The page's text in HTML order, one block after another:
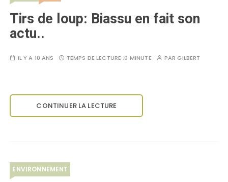
Tirs de loup: Biassu en fait son
actu..
IL Y A 10 ANS TEMPS DE LECTURE :0 MINUTE PARGILBERT
CONTINUER LA LECTURE
ENVIRONNEMENT